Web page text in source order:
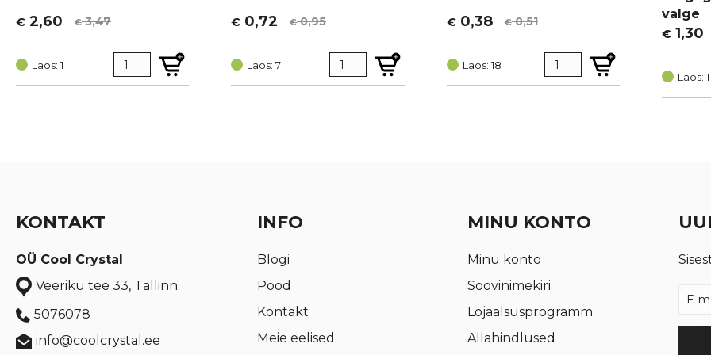
€3,47
Algne
oli:
€ 3,47.
€ 2,60
Current
is:
€ 2,60.
Laos: 1
€0,95
Algne
oli:
€ 0,95.
€ 0,72
Current
is:
€ 0,72.
Laos: 7
€0,51
Algne
oli:
€ 0,51.
€0,38
Current
is:
€ 0,38.
Laos: 18
valge
Algne
oli:
€ 1,74.
€ 1,30
Current
is:
€ 1,30.
Laos: 1
KONTAKT
OÜ Cool Crystal
Veeriku tee 33, Tallinn
5076078
info@coolcrystal.ee
INFO
Blogi
Pood
Kontakt
Meie eelised
MINU KONTO
Minu konto
Soovinimekiri
Lojaalsusprogramm
Allahindlused